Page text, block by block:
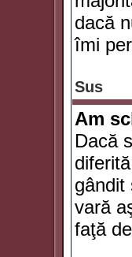
dacă
îmi
Sus
Am
Dacă
gândit
vară
faţă